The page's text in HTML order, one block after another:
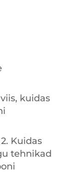
kuidas
Kuidas
tehnikad